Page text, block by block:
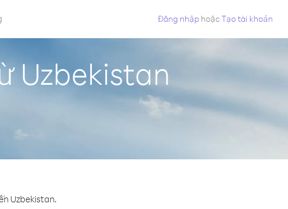
Đăng nhập hoặcTạo tài khoản
Uzbekistan
Uzbekistan.